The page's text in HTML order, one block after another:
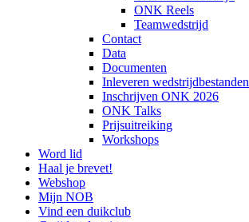
ONK Reels
Teamwedstrijd
Contact
Data
Documenten
Inleveren wedstrijdbestanden
Inschrijven ONK 2026
ONK Talks
Prijsuitreiking
Workshops
Word lid
Haal je brevet!
Webshop
Mijn NOB
Vind een duikclub